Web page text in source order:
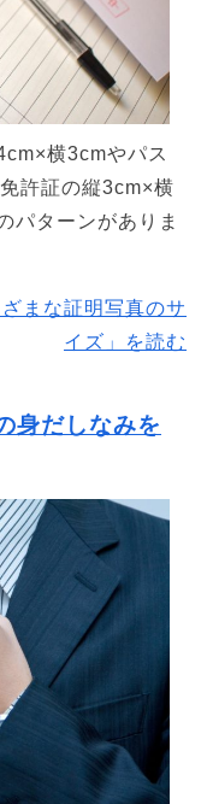
横3cmやパス
許証の縦3cm×横
パターンがありま
まな証明写真のサ
イズ」を読む
身だしなみを